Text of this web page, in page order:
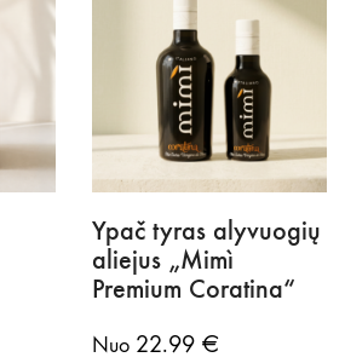
Ypač tyras alyvuogių
aliejus „Mimì
Premium Coratina“
Nuo 22.99 €